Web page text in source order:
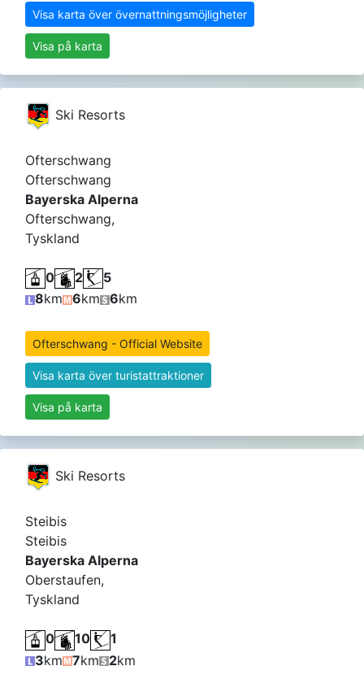
Visa karta över övernattningsmöjligheter
Visa på karta
Ski Resorts
Ofterschwang
Ofterschwang
Bayerska Alperna
Ofterschwang,
Tyskland
0 2
5
8km 6km 6km
Ofterschwang - Official Website
Visa karta över turistattraktioner
Visa på karta
Ski Resorts
Steibis
Steibis
Bayerska Alperna
Oberstaufen,
Tyskland
0 10
1
3km 7km 2km